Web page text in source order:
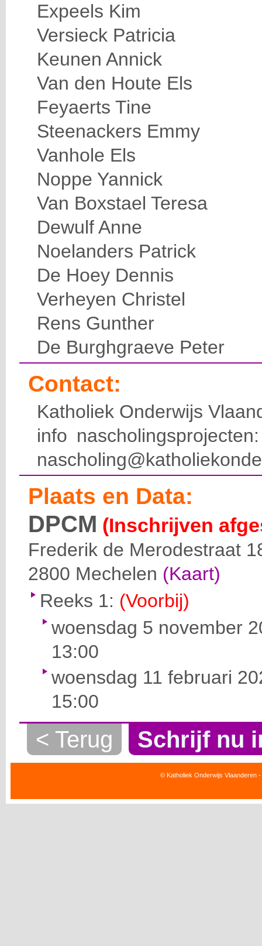
Expeels Kim
Versieck Patricia
Keunen Annick
Van den Houte Els
Feyaerts Tine
Steenackers Emmy
Vanhole Els
Noppe Yannick
Van Boxstael Teresa
Dewulf Anne
Noelanders Patrick
De Hoey Dennis
Verheyen Christel
Rens Gunther
De Burghgraeve Peter
Contact:
Katholiek Onderwijs
info
Plaats en Data:
DPCM (Inschrijven
Frederik de Merodestraat
2800 Mechelen (Kaart)
Reeks 1: (Voorbij)
woensdag 5 november
13:00
woensdag 11 februari
15:00
< Terug Schrijf nu
© Katholiek Onderwijs Vlaanderen